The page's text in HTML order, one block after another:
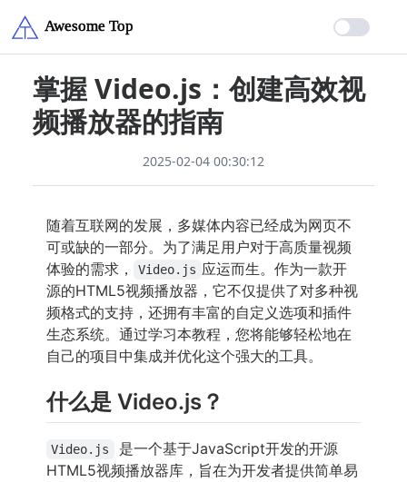
掌握 Video.js：创建高效视
频播放器的指南
2025-02-04 00:30:12
随着互联网的发展，多媒体内容已经成为网页不
可或缺的一部分。为了满足用户对于高质量视频
体验的需求，
Video.js 应运而生。作为一款开
源的HTML5视频播放器，它不仅提供了对多种视
频格式的支持，还拥有丰富的自定义选项和插件
生态系统。通过学习本教程，您将能够轻松地在
自己的项目中集成并优化这个强大的工具。
什么是 Video.js？
Video.js
是一个基于JavaScript开发的开源
HTML5视频播放器库，旨在为开发者提供简单易